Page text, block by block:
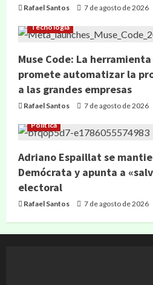
Rafael Santos 7 de agosto de 2026
Tecnología
Muse Code: La
promete automatizar la
a las grandes empresas
Rafael Santos 7 de agosto de 2026
Política
Adriano Espaillat se
Demócrata y apunta a
electoral
Rafael Santos 7 de agosto de 2026